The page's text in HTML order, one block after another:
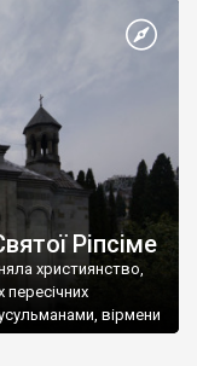
християнином.
Таврійського
Ріпсіме
християнство,
пересічних
вірмени